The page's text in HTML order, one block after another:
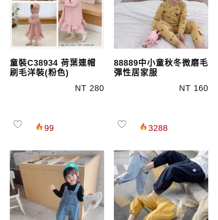
童裝C38934 荷葉連帽
刷毛洋裝(粉色)
NT 280
99
88889中小童秋冬微磨毛
彈性居家服
NT 160
3288